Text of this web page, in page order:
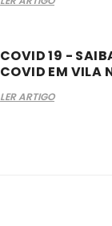
COVID 19 -
COVID EM VILA
LER ARTIGO